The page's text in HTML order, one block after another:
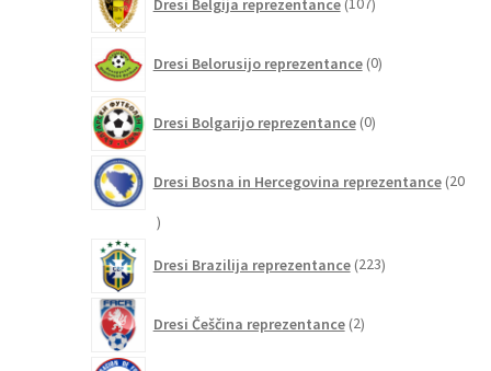
Dresi Belgija reprezentance 107izdelkov
Dresi Belorusijo reprezentance 0izdelkov
Dresi Bolgarijo reprezentance 0izdelkov
Dresi Bosna in Hercegovina reprezentance 20
20
Dresi Brazilija reprezentance 223izdelkov
Dresi Češčina reprezentance 2izdelka